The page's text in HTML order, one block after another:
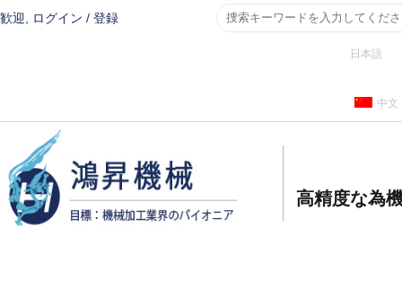
歓迎, ログイン / 登録
日本語
中文
高精度な為